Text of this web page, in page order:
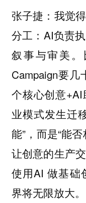
张子捷 ：我觉
分工：AI负责
叙事与审美
Campaign要
个核心创意
业模式发生迁
能”，而是“能
让创意的生产
使用AI 做基础
界将无限放大。